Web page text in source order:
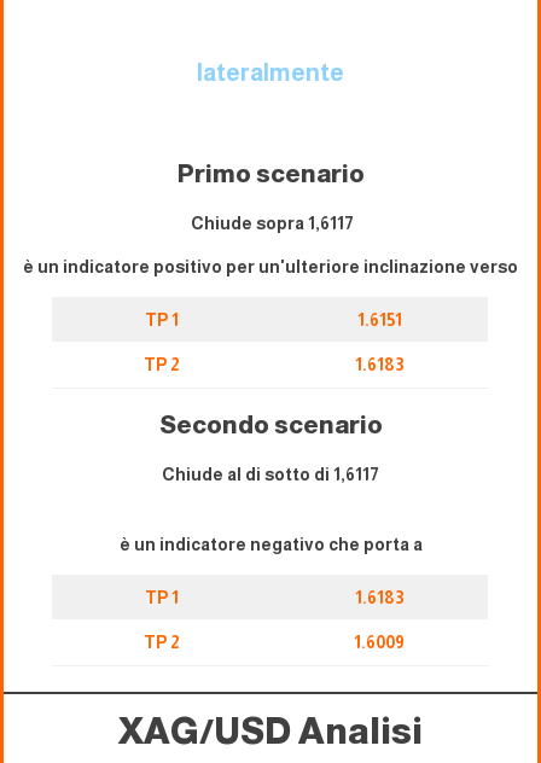
lateralmente
Primo scenario
Chiude sopra 1,6117
è un indicatore positivo per un'ulteriore inclinazione verso
TP 1 1.6151
TP 2 1.6183
Secondo scenario
Chiude al di sotto di 1,6117
è un indicatore negativo che porta a
TP 1 1.6183
TP 2 1.6009
XAG/USDAnalisi